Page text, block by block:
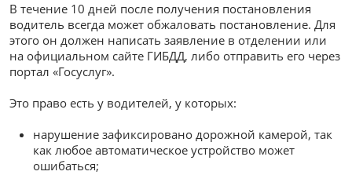
В течение 10 дней после получения постановления
водитель всегда может обжаловать постановление. Для
этого он должен написать заявление в отделении или
на официальном сайте ГИБДД, либо отправить его через
портал «Госуслуг».
Это право есть у водителей, у которых:
нарушение зафиксировано дорожной камерой, так
как любое автоматическое устройство может
ошибаться;